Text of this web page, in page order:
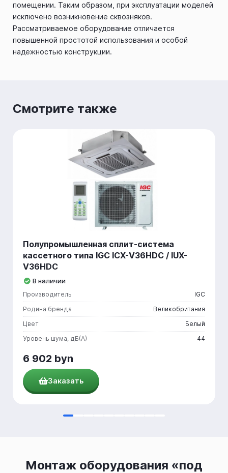
помещении. Таким образом, при эксплуатации моделей
исключено возникновение сквозняков.
Рассматриваемое оборудование отличается
повышенной простотой использования и особой
надежностью конструкции.
Смотрите также
Полупромышленная сплит-система
кассетного типа IGC ICХ-V36HDC / IUX-
V36HDC
В наличии
Производитель
IGC
Родина бренда
Великобритания
Цвет
Белый
Уровень шума, дБ(А)
44
6 902 byn
Заказать
Монтаж оборудования «под